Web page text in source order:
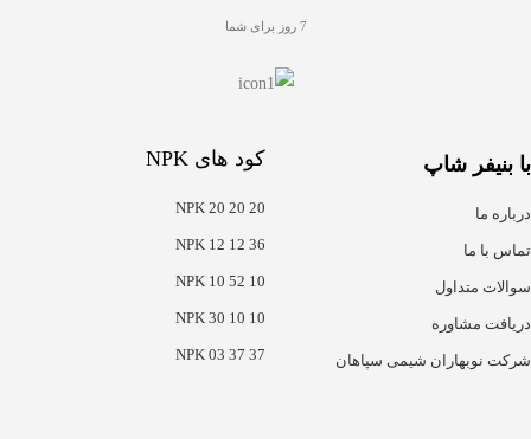
7 روز برای شما
با بنیفر شاپ
درباره ما
تماس با ما
سوالات متداول
دریافت مشاوره
شرکت نوبهاران شیمی سپاهان
کود های NPK
NPK 20 20 20
NPK 12 12 36
NPK 10 52 10
NPK 30 10 10
NPK 03 37 37